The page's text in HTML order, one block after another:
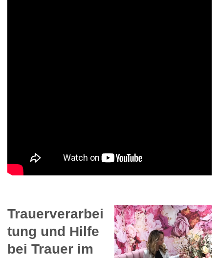
Trauerverarbei
tung und Hilfe
bei Trauer im